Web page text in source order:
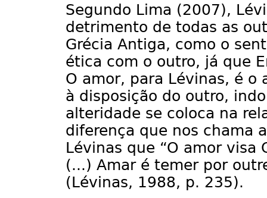
Segundo Lima (2007),
detrimento de todas as
Grécia Antiga, como o
ética com o outro, já que
O amor, para Lévinas, é o
à disposição do outro,
alteridade se coloca na
diferença que nos chama
Lévinas que “O amor visa
(...) Amar é temer por
(Lévinas, 1988, p. 235).